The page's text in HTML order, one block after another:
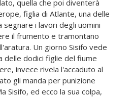
quella che poi diventerà
figlia di Atlante, una delle
segnare i lavori degli uomini
il frumento e tramontano
Un giorno Sisifo vede
delle dodici figlie del fiume
invece rivela l'accaduto al
gli manda per punizione
Sisifo, ed ecco la sua colpa,